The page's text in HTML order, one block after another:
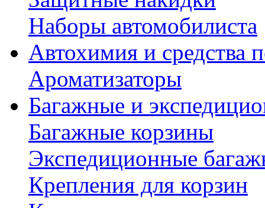
Наборы автомобилиста
Автохимия и средства
Ароматизаторы
Багажные и
Багажные корзины
Экспедиционные
Крепления для корзин